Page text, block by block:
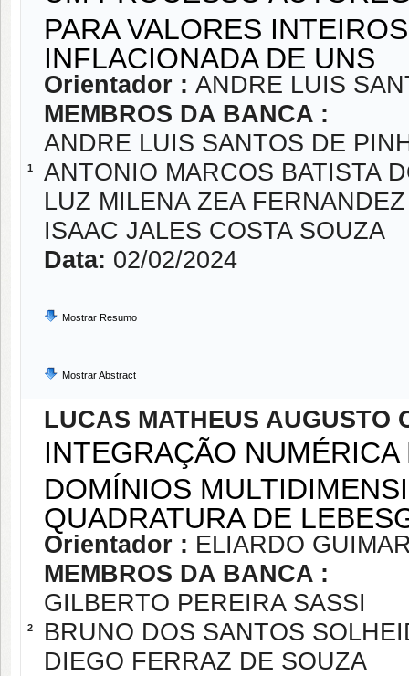
1
PARA VALORES
INFLACIONADA DE UNS
Orientador : ANDRE LUIS
MEMBROS DA BANCA :
ANDRE LUIS SANTOS DE
ANTONIO MARCOS BATISTA
LUZ MILENA ZEA FERNANDEZ
ISAAC JALES COSTA SOUZA
Data: 02/02/2024
Mostrar Resumo
Mostrar Abstract
2
LUCAS MATHEUS AUGUSTO
INTEGRAÇÃO
DOMÍNIOS
QUADRATURA DE
Orientador : ELIARDO
MEMBROS DA BANCA :
GILBERTO PEREIRA SASSI
BRUNO DOS SANTOS
DIEGO FERRAZ DE SOUZA